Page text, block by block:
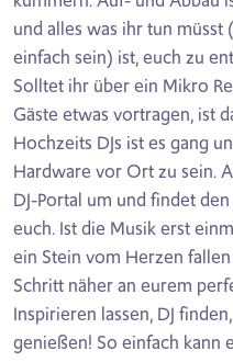
und alles was ihr tun
einfach sein) ist, euch zu
Solltet ihr über ein Mikro
Gäste etwas vortragen, ist
Hochzeits DJs ist es gang
Hardware vor Ort zu sein.
DJ-Portal um und findet
euch. Ist die Musik erst
ein Stein vom Herzen
Schritt näher an eurem
Inspirieren lassen, DJ
genießen! So einfach kann